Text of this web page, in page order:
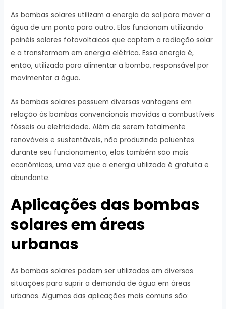
As bombas solares utilizam a energia do sol para mover a
água de um ponto para outro. Elas funcionam utilizando
painéis solares fotovoltaicos que captam a radiação solar
e a transformam em energia elétrica. Essa energia é,
então, utilizada para alimentar a bomba, responsável por
movimentar a água.
As bombas solares possuem diversas vantagens em
relação às bombas convencionais movidas a combustíveis
fósseis ou eletricidade. Além de serem totalmente
renováveis e sustentáveis, não produzindo poluentes
durante seu funcionamento, elas também são mais
econômicas, uma vez que a energia utilizada é gratuita e
abundante.
Aplicações das bombas
solares em áreas
urbanas
As bombas solares podem ser utilizadas em diversas
situações para suprir a demanda de água em áreas
urbanas. Algumas das aplicações mais comuns são: